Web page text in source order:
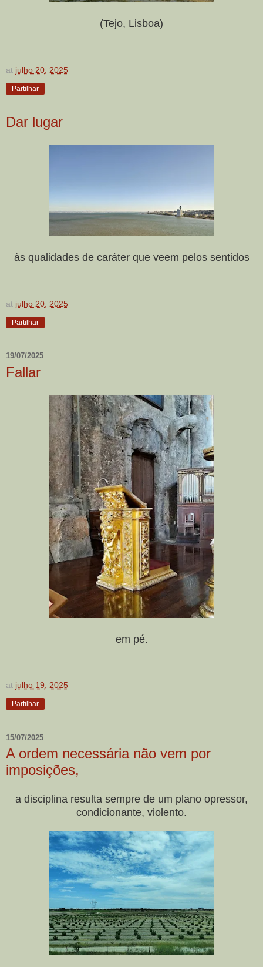
(Tejo, Lisboa)
at julho 20, 2025
Partilhar
Dar lugar
às qualidades de caráter que veem pelos sentidos
at julho 20, 2025
Partilhar
19/07/2025
Fallar
em pé.
at julho 19, 2025
Partilhar
15/07/2025
A ordem necessária não vem por
imposições,
a disciplina resulta sempre de um plano opressor,
condicionante, violento.